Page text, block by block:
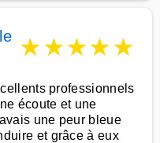
★★★★★
professionnels
écoute et une
une peur bleue
et grâce à eux